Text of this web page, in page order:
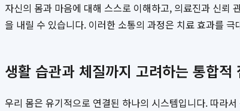
자신의 몸과 마음에 대해 스스로 이해하고, 의료진과 신뢰
을 내릴 수 있습니다. 이러한 소통의 과정은 치료 효과를
생활 습관과 체질까지 고려하는 통합적
우리 몸은 유기적으로 연결된 하나의 시스템입니다. 따라